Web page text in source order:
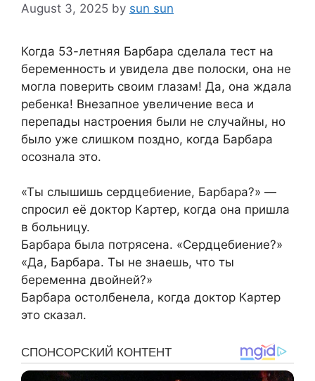
August 3, 2025 by sun sun
Когда 53-летняя Барбара сделала тест на
беременность и увидела две полоски, она не
могла поверить своим глазам! Да, она ждала
ребенка! Внезапное увеличение веса и
перепады настроения были не случайны, но
было уже слишком поздно, когда Барбара
осознала это.
«Ты слышишь сердцебиение, Барбара?» —
спросил её доктор Картер, когда она пришла
в больницу.
Барбара была потрясена. «Сердцебиение?»
«Да, Барбара. Ты не знаешь, что ты
беременна двойней?»
Барбара остолбенела, когда доктор Картер
это сказал.